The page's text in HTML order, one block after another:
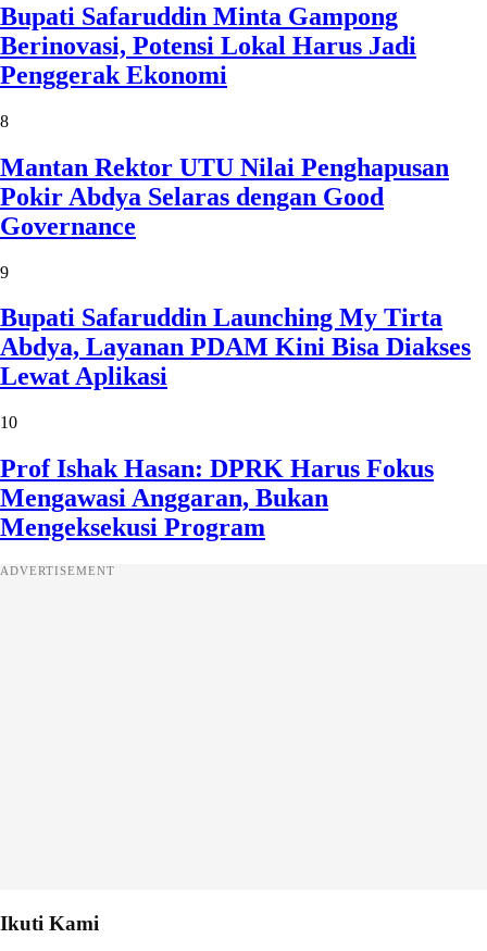
Bupati Safaruddin Minta Gampong
Berinovasi, Potensi Lokal Harus Jadi
Penggerak Ekonomi
8
Mantan Rektor UTU Nilai Penghapusan
Pokir Abdya Selaras dengan Good
Governance
9
Bupati Safaruddin Launching My Tirta
Abdya, Layanan PDAM Kini Bisa Diakses
Lewat Aplikasi
10
Prof Ishak Hasan: DPRK Harus Fokus
Mengawasi Anggaran, Bukan
Mengeksekusi Program
ADVERTISEMENT
Ikuti Kami